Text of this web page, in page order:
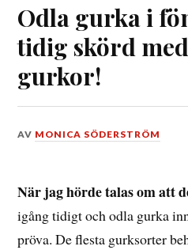
Odla gurka i
tidig skörd
gurkor!
DEN
2024
AV MONICA SÖDERSTRÖM
När jag hörde talas om att
igång tidigt och odla gurka
pröva. De flesta gurksorter